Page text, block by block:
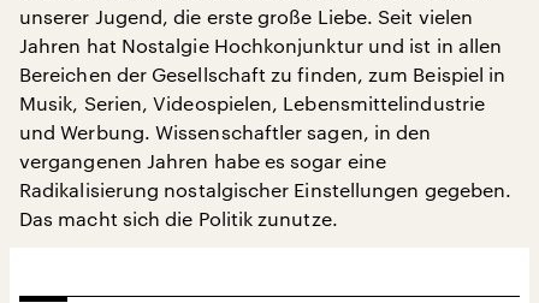
unserer Jugend, die erste große Liebe. Seit vielen
Jahren hat Nostalgie Hochkonjunktur und ist in allen
Bereichen der Gesellschaft zu finden, zum Beispiel in
Musik, Serien, Videospielen, Lebensmittelindustrie
und Werbung. Wissenschaftler sagen, in den
vergangenen Jahren habe es sogar eine
Radikalisierung nostalgischer Einstellungen gegeben.
Das macht sich die Politik zunutze.